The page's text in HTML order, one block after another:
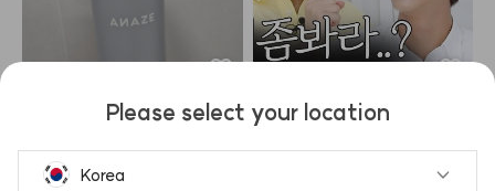
고정하는데는 얘만한게 업슴
안그럼 하얀거 생기고 떡지게 보일
수있음.ㅠ
어딜뺏겨 내꺼를~!😤 "광희"님 모
Please select your location
Korea